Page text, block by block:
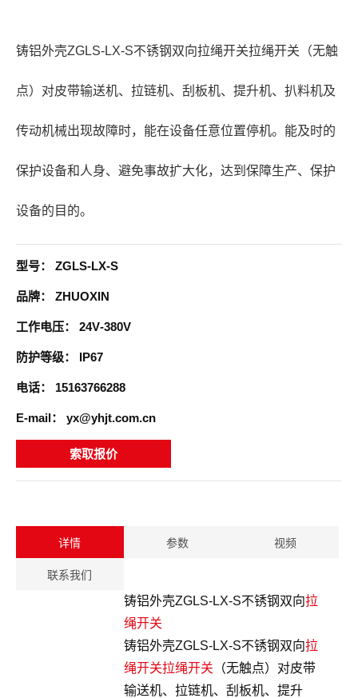
铸铝外壳ZGLS-LX-S不锈钢双向拉绳开关拉绳开关（无触
点）对皮带输送机、拉链机、刮板机、提升机、扒料机及
传动机械出现故障时，能在设备任意位置停机。能及时的
保护设备和人身、避免事故扩大化，达到保障生产、保护
设备的目的。
型号： ZGLS-LX-S
品牌： ZHUOXIN
工作电压： 24V-380V
防护等级： IP67
电话： 15163766288
E-mail： yx@yhjt.com.cn
索取报价
详情 参数 视频
联系我们
铸铝外壳ZGLS-LX-S不锈钢双向拉
绳开关
铸铝外壳ZGLS-LX-S不锈钢双向拉
绳开关拉绳开关 （无触点）对皮带
输送机、拉链机、刮板机、提升